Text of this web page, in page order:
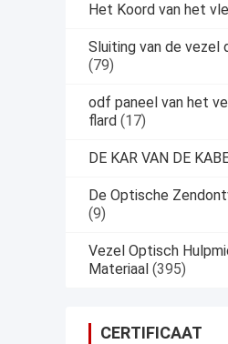
Het Koord van het
Sluiting van de vezel
(79)
odf paneel van het
flard (17)
DE KAR VAN DE
De Optische
(9)
Vezel Optisch
Materiaal (395)
CERTIFICAAT